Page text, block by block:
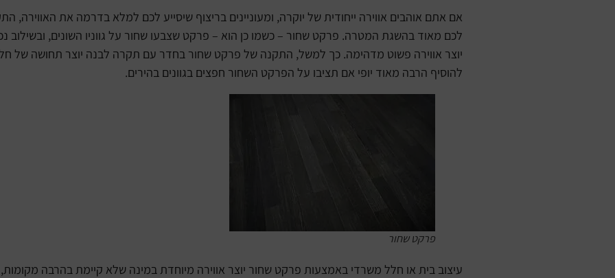
אם אתם אוהבים אווירה ייחודית של יוקרה, ומעוניינים בריצוף שיסייע לכם למלא בדרמה את האווירה,
לכם מאוד בהשגת המטרה. פרקט שחור – כשמו כן הוא – פרקט שצבעו שחור על גווניו השונים, ובשילוב
יוצר אווירה פשוט מדהימה. כך למשל, התקנה של פרקט שחור בחדר עם תקרה לבנה יוצר תחושה של חלל
להוסיף הרבה מאוד יופי אם תציבו על הפרקט השחור חפצים בגוונים בהירים.
פרקט שחור
עיצוב בית או חלל משרדי באמצעות פרקט שחור יוצר אווירה מיוחדת במינה שלא קיימת בהרבה